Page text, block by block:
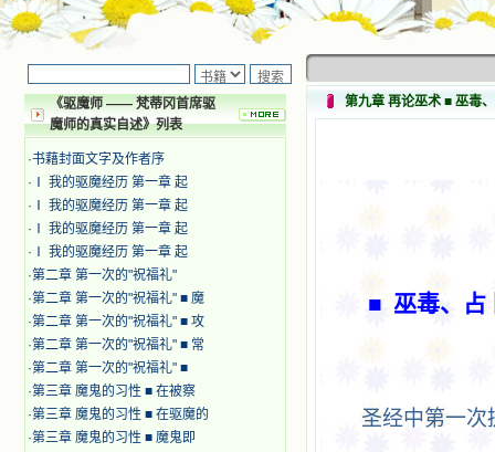
《驱魔师 —— 梵蒂冈首席驱
魔师的真实自述》列表
·书藉封面文字及作者序
· Ⅰ 我的驱魔经历 第一章 起
· Ⅰ 我的驱魔经历 第一章 起
· Ⅰ 我的驱魔经历 第一章 起
· Ⅰ 我的驱魔经历 第一章 起
·第二章 第一次的"祝福礼"
·第二章 第一次的"祝福礼" ■ 魔
·第二章 第一次的"祝福礼" ■ 攻
·第二章 第一次的"祝福礼" ■ 常
·第二章 第一次的"祝福礼" ■
·第三章 魔鬼的习性 ■ 在被察
·第三章 魔鬼的习性 ■ 在驱魔的
·第三章 魔鬼的习性 ■ 魔鬼即
第九章 再论巫术 ■ 巫毒
■ 巫毒、占
圣经中第一次